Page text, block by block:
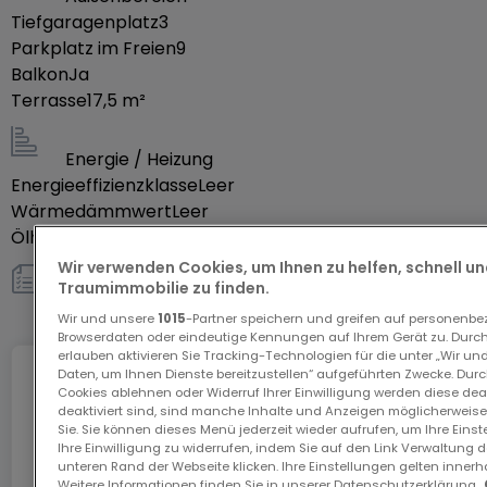
plus, le village se trouve à proximité de Clervaux,
Pommerloch et Weiswampach avec leurs
commerces, lycées, médecins et la gare.
Pour tout complément d'information et/ou un
rendez-vous de visite, contactez-nous au tél. : 26
811 911-690.
Proposition de crédit/financement à taux
compétitif d'une banque luxembourgeoise incluse
dans nos services gratuits et complets 'SOLUTIONS
ALL IN ONE'. Nous nous occupons de tout. Laissez un
ancien banquier expérimenté négocier votre
demande de crédit au meilleur taux.
Tiefgaragenplatz3
Parkplatz im Freien9
BalkonJa
Terrasse17,5 m²
Energie / Heizung
EnergieeffizienzklasseLeer
WärmedämmwertLeer
Ölheizung
sonstiges
Internet
Das GiGA Internet: Internet zu Hause
Wir verwenden Cookies, um Ihnen zu helfen, schnell
Traumimmobilie zu finden.
Wir und unsere 1015-Partner speichern und greifen auf
Browserdaten oder eindeutige Kennungen auf Ihrem Gerät zu.
erlauben aktivieren Sie Tracking-Technologien für die unter „Wir
Daten, um Ihnen Dienste bereitzustellen“ aufgeführten Zwecke.
Cookies ablehnen oder Widerruf Ihrer Einwilligung werden diese
deaktiviert sind, sind manche Inhalte und Anzeigen
Sie. Sie können dieses Menü jederzeit wieder aufrufen, um Ihre
Ihre Einwilligung zu widerrufen, indem Sie auf den Link Verwaltung
unteren Rand der Webseite klicken. Ihre Einstellungen gelten